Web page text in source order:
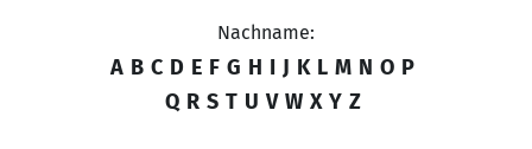
Nachname:
A B C D E F G H I J K L M N O P
Q R S T U V W X Y Z